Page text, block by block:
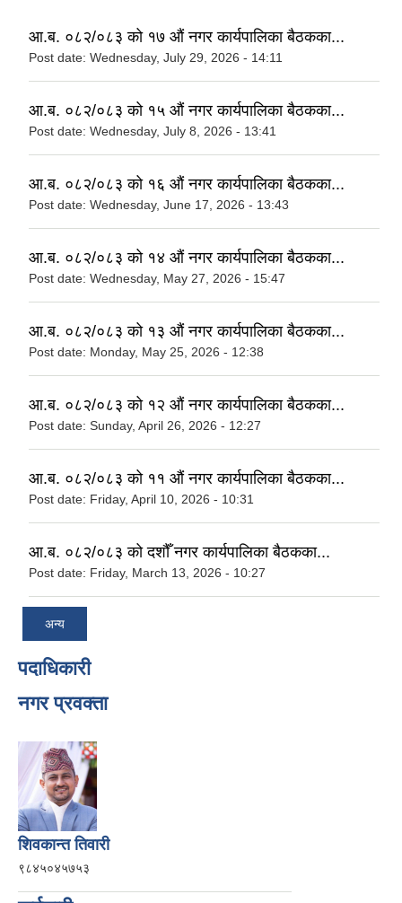
आ.ब. ०८२/०८३ को १७ औं नगर कार्यपालिका बैठकका...
Post date: Wednesday, July 29, 2026 - 14:11
आ.ब. ०८२/०८३ को १५ औं नगर कार्यपालिका बैठकका...
Post date: Wednesday, July 8, 2026 - 13:41
आ.ब. ०८२/०८३ को १६ औं नगर कार्यपालिका बैठकका...
Post date: Wednesday, June 17, 2026 - 13:43
आ.ब. ०८२/०८३ को १४ औं नगर कार्यपालिका बैठकका...
Post date: Wednesday, May 27, 2026 - 15:47
आ.ब. ०८२/०८३ को १३ औं नगर कार्यपालिका बैठकका...
Post date: Monday, May 25, 2026 - 12:38
आ.ब. ०८२/०८३ को १२ औं नगर कार्यपालिका बैठकका...
Post date: Sunday, April 26, 2026 - 12:27
आ.ब. ०८२/०८३ को ११ औं नगर कार्यपालिका बैठकका...
Post date: Friday, April 10, 2026 - 10:31
आ.ब. ०८२/०८३ को दशौँ नगर कार्यपालिका बैठकका...
Post date: Friday, March 13, 2026 - 10:27
अन्य
पदाधिकारी
नगर प्रवक्ता
शिवकान्त तिवारी
९८४५०४५७५३